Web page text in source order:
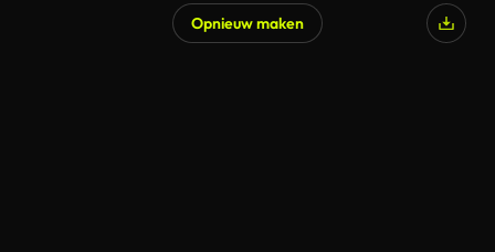
Opnieuw maken